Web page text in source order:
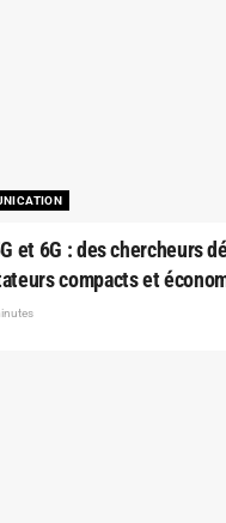
et 6G : des chercheurs
compacts et